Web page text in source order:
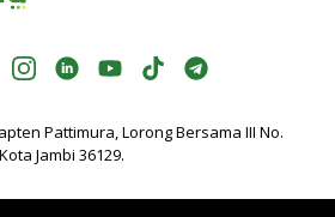
Pattimura, Lorong Bersama III No.
Jambi 36129.